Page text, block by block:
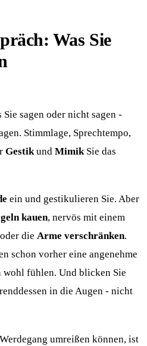
Was Sie
sagen oder nicht sagen -
Stimmlage, Sprechtempo,
Gestik und Mimik Sie das
ein und gestikulieren Sie. Aber
kauen, nervös mit einem
die Arme verschränken.
schon vorher eine angenehme
wohl fühlen. Und blicken Sie
in die Augen - nicht
umreißen können, ist